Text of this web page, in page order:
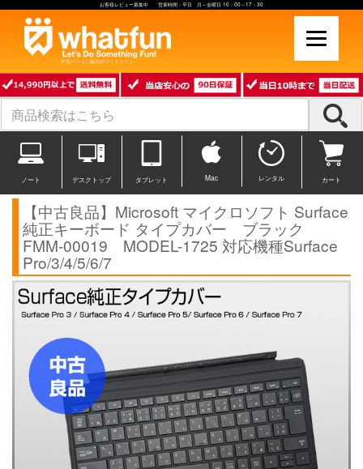
お客様レビュー募集中 営業時間：平日 月～金曜日 10：00～17：30
中古パソコン販売のワットファン
ノート デスクトップ タブレット Mac レンタル カート
【中古良品】Microsoft マイクロソフト Surface
純正キーボード タイプカバー ブラック
FMM-00019 MODEL-1725 対応機種Surface
Pro/3/4/5/6/7